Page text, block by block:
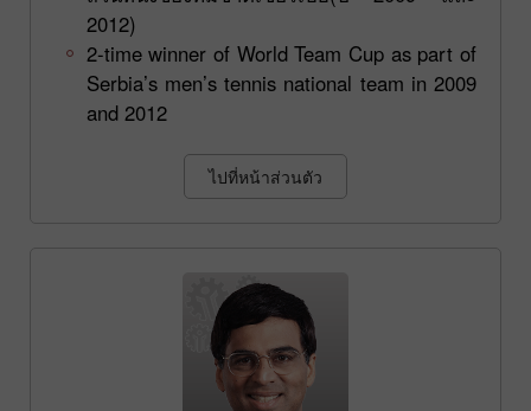
2012)
2-time winner of World Team Cup as part of
Serbia’s men’s tennis national team in 2009
and 2012
ไปที่หน้าส่วนตัว